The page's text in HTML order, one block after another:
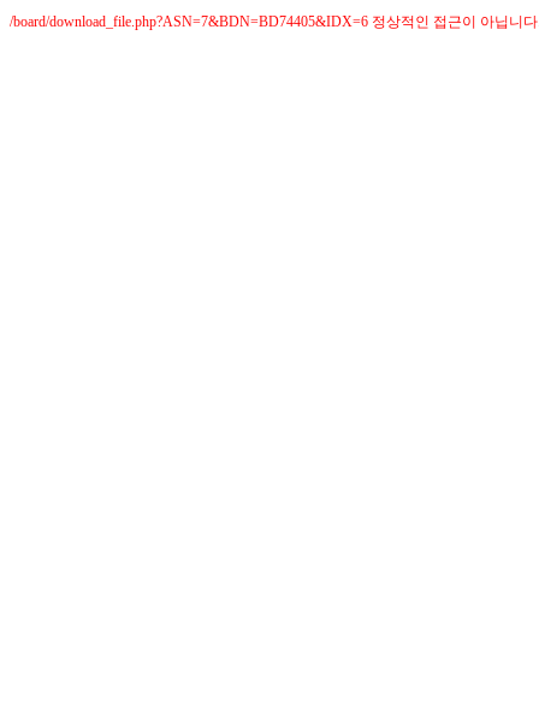
/board/download_file.php?ASN=7&BDN=BD74405&IDX=6 정상적인 접근이 아닙니